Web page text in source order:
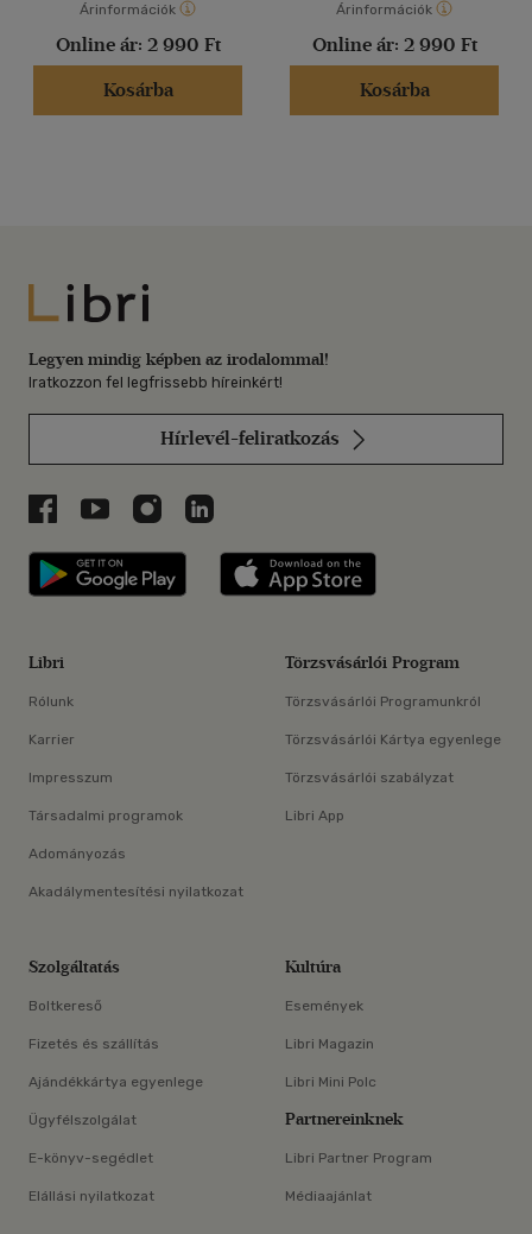
Árinformációk
Online ár: 2 990 Ft
Kosárba
Árinformációk
Online ár: 2 990 Ft
Kosárba
Libri
Legyen mindig képben az irodalommal!
Iratkozzon fel legfrissebb híreinkért!
Hírlevél-feliratkozás
Libri a Facebookon
Libri a Youtube-on
Libri az Instagramon
Libri a LinkedInen
Libri applikáció Szerezd meg: Google
Libri
Rólunk
Karrier
Impresszum
Társadalmi programok
Adományozás
Akadálymentesítési nyilatkozat
Törzsvásárlói Program
Törzsvásárlói Programunkról
Törzsvásárlói Kártya egyenlege
Törzsvásárlói szabályzat
Libri App
Szolgáltatás
Boltkereső
Fizetés és szállítás
Ajándékkártya egyenlege
Ügyfélszolgálat
E-könyv-segédlet
Elállási nyilatkozat
Kultúra
Események
Libri Magazin
Libri Mini Polc
Partnereinknek
Libri Partner Program
Médiaajánlat